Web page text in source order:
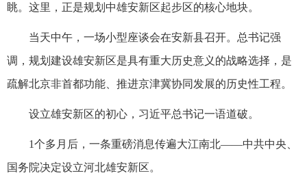
眺。这里，正是规划中雄安新区起步区的核心地块。
当天中午，一场小型座谈会在安新县召开。总书记强
调，规划建设雄安新区是具有重大历史意义的战略选择，是
疏解北京非首都功能、推进京津冀协同发展的历史性工程。
设立雄安新区的初心，习近平总书记一语道破。
1个多月后，一条重磅消息传遍大江南北——中共中央、
国务院决定设立河北雄安新区。